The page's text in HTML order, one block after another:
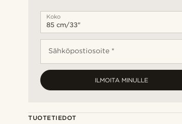
Koko
Sähköpostiosoite *
ILMOITA MINULLE
TUOTETIEDOT